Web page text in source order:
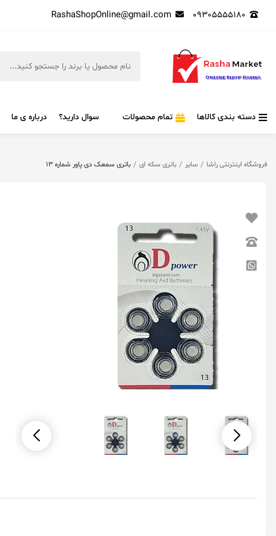
09305555180
RashaShopOnline@gmail.com
دسته بندی کالاها تمام محصولات سوال دارید؟ درباره ی ما
فروشگاه اینترنتی راشا سایر باتری سکه ای باتری سمعک دی پاور شماره 13